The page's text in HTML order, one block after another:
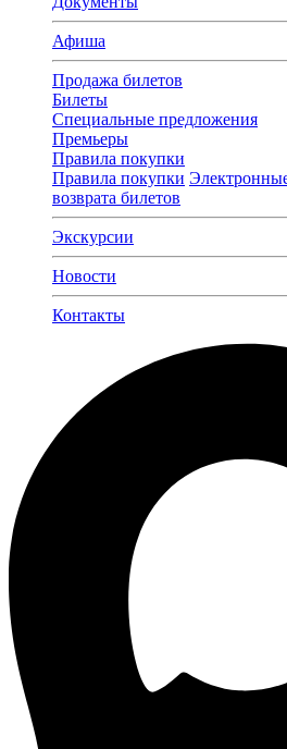
Афиша
Продажа билетов
Билеты
Специальные предложения
Премьеры
Правила покупки
Правила покупки
возврата билетов
Экскурсии
Новости
Контакты